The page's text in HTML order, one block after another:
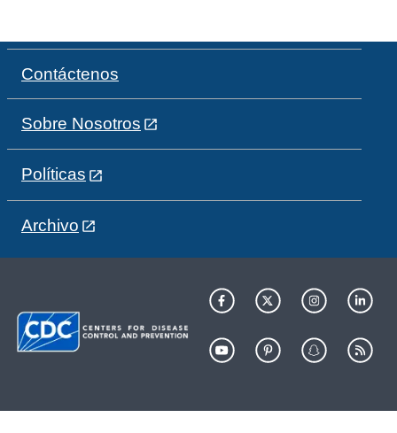
Contáctenos
Sobre Nosotros
Políticas
Archivo